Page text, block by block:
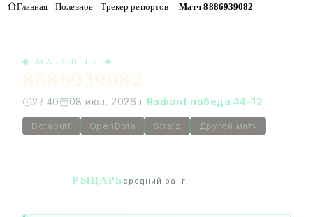
Главная Полезное Трекер репортов Матч 8886939082
◆ MATCH ID ◆
27:40 08 июл. 2026 г.Radiant победа 44–12
Dotabuff OpenDota Stratz Другой матч
РЫЦАРЬ средний ранг